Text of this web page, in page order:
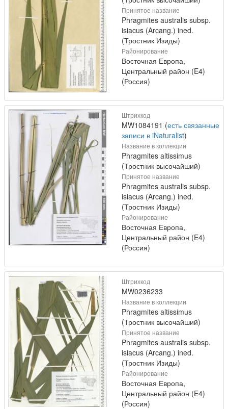
Принятое название
Phragmites australis subsp.
isiacus (Arcang.) ined.
(Тростник Изиды)
Районирование
Восточная Европа,
Центральный район (E4)
(Россия)
Штрихкод
MW1084191 (есть связанные
записи в iNaturalist)
Название в коллекции
Phragmites altissimus
(Тростник высочайший)
Принятое название
Phragmites australis subsp.
isiacus (Arcang.) ined.
(Тростник Изиды)
Районирование
Восточная Европа,
Центральный район (E4)
(Россия)
Штрихкод
MW0236233
Название в коллекции
Phragmites altissimus
(Тростник высочайший)
Принятое название
Phragmites australis subsp.
isiacus (Arcang.) ined.
(Тростник Изиды)
Районирование
Восточная Европа,
Центральный район (E4)
(Россия)